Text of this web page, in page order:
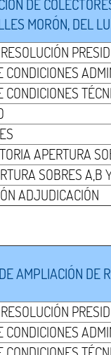
DE
MORÓN, DEL
CONDICIONES
CONDICIONES
APERTURA
SOBRES A,B
ADJUDICACIÓN
AMPLIACIÓN DE
CONDICIONES